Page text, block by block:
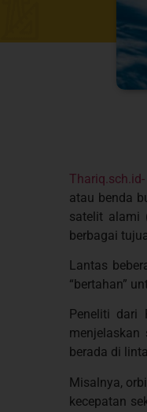
Thariq.sch.id-
atau benda
satelit alami
berbagai
Lantas
“bertahan”
Peneliti dari
berada di
Misalnya,
kecepatan